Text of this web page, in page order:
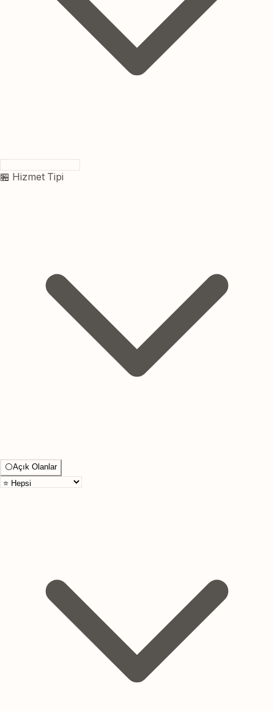
🏪 Hizmet Tipi
⚪Açık Olanlar